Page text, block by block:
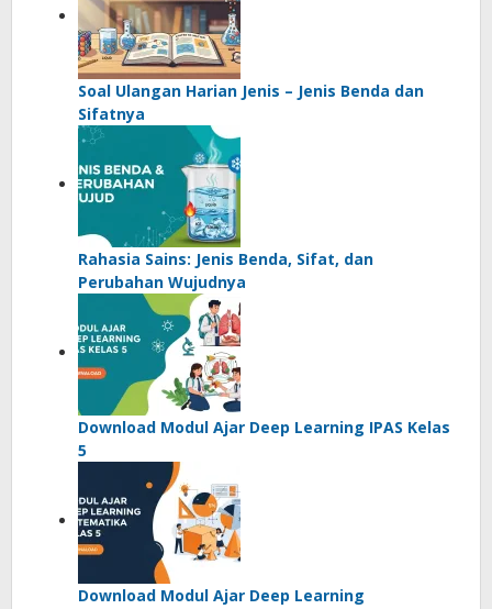
Soal Ulangan Harian Jenis – Jenis Benda dan
Sifatnya
Rahasia Sains: Jenis Benda, Sifat, dan
Perubahan Wujudnya
Download Modul Ajar Deep Learning IPAS Kelas
5
Download Modul Ajar Deep Learning